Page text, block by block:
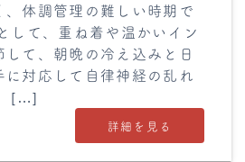
体調管理の難しい時期で
して、重ね着や温かいイン
して、朝晩の冷え込みと日
に対応して自律神経の乱れ
[…]
詳細を見る